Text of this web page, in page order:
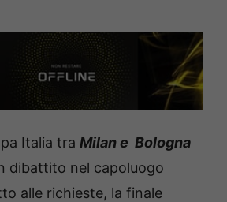
Italia tra Milan e Bologna
dibattito nel capoluogo
alle richieste, la finale